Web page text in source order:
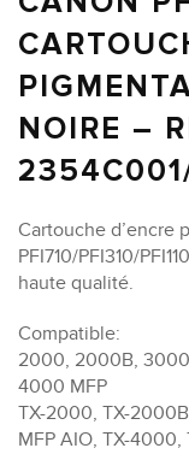
NOIRE –
Cartouche d’encre
PFI710/PFI310/
haute qualité.
Compatible:
2000, 2000B,
4000 MFP
TX-2000, TX-
MFP AIO, TX-